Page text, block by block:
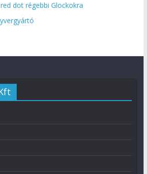
dot régebbi Glockokra